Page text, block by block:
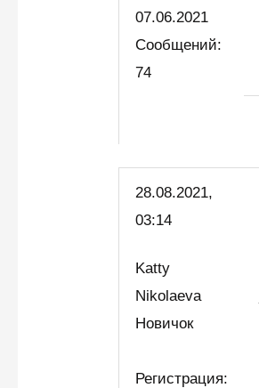
07.06.2021
Сообщений:
74
28.08.2021,
03:14
Katty
Nikolaeva
Новичок
Регистрация: